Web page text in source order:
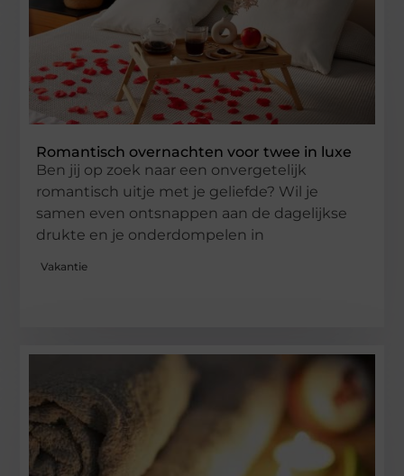
Romantisch overnachten voor twee in luxe
Ben jij op zoek naar een onvergetelijk
romantisch uitje met je geliefde? Wil je
samen even ontsnappen aan de dagelijkse
drukte en je onderdompelen in
Vakantie